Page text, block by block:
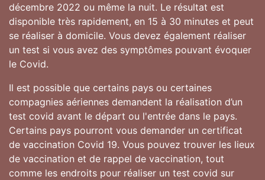
décembre 2022 ou même la nuit. Le résultat est
disponible très rapidement, en 15 à 30 minutes et peut
se réaliser à domicile. Vous devez également réaliser
un test si vous avez des symptômes pouvant évoquer
le Covid.
Il est possible que certains pays ou certaines
compagnies aériennes demandent la réalisation d’un
test covid avant le départ ou l'entrée dans le pays.
Certains pays pourront vous demander un certificat
de vaccination Covid 19. Vous pouvez trouver les lieux
de vaccination et de rappel de vaccination, tout
comme les endroits pour réaliser un test covid sur